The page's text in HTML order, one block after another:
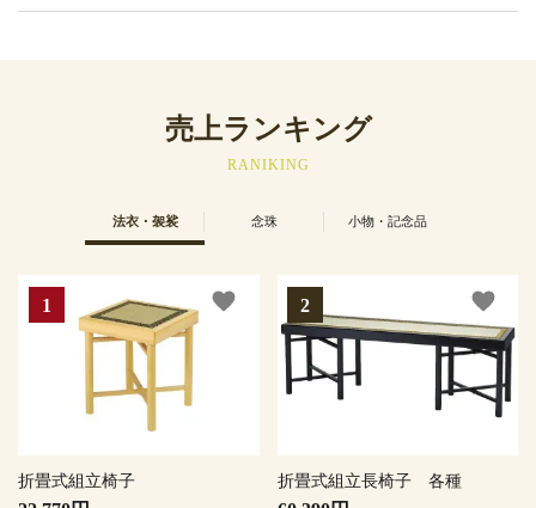
売上ランキング
RANIKING
法衣・袈裟 念珠 小物・記念品
折畳式組立椅子
favorite
折畳式組立長椅子 各種
favorite